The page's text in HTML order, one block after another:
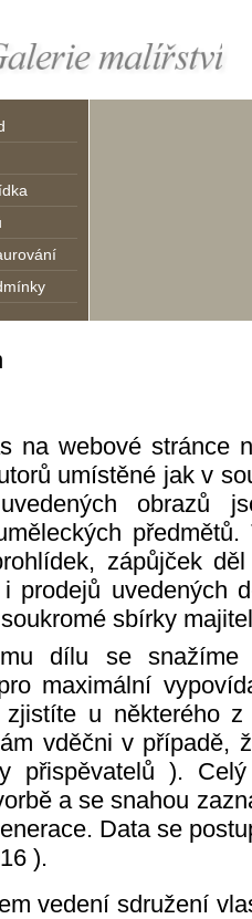
na webové stránce
umístěné jak v
obrazů
zápůjček
i prodejů uvedených
sbírky
dílu se snažíme
maximální
zjistíte u některého
vděčni v případě,
přispěvatelů ).
a se snahou
Data se
).
vedení sdružení